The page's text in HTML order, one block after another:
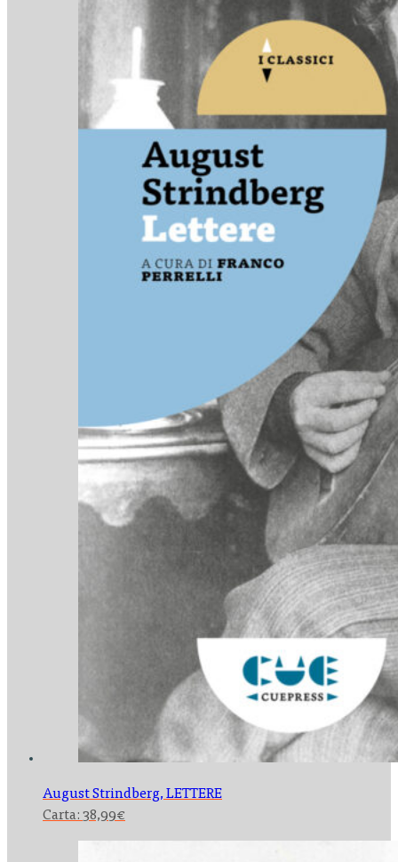
August Strindberg,LETTERE
Carta: 38,99€